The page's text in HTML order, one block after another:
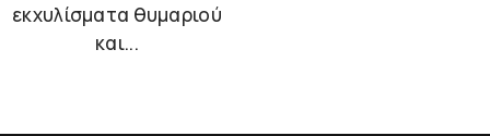
εκχυλίσματα θυμαριού
και...